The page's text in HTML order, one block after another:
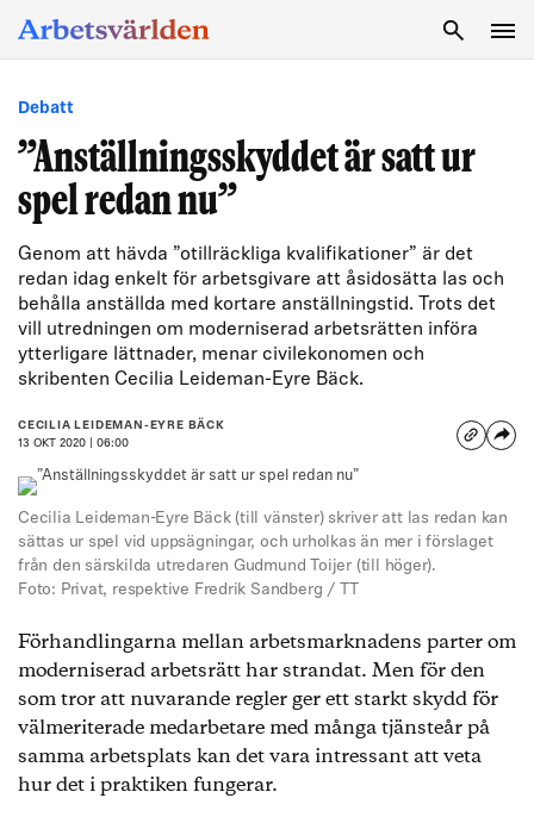
Debatt
”Anställningsskyddet är satt ur
spel redan nu”
Genom att hävda ”otillräckliga kvalifikationer” är det
redan idag enkelt för arbetsgivare att åsidosätta las och
behålla anställda med kortare anställningstid. Trots det
vill utredningen om moderniserad arbetsrätten införa
ytterligare lättnader, menar civilekonomen och
skribenten Cecilia Leideman-Eyre Bäck.
CECILIA LEIDEMAN-EYRE BÄCK
13 OKT 2020 | 06:00
Cecilia Leideman-Eyre Bäck (till vänster) skriver att las redan kan
sättas ur spel vid uppsägningar, och urholkas än mer i förslaget
från den särskilda utredaren Gudmund Toijer (till höger).
Foto: Privat, respektive Fredrik Sandberg / TT
Förhandlingarna mellan arbetsmarknadens parter om
moderniserad arbetsrätt har strandat. Men för den
som tror att nuvarande regler ger ett starkt skydd för
välmeriterade medarbetare med många tjänsteår på
samma arbetsplats kan det vara intressant att veta
hur det i praktiken fungerar.